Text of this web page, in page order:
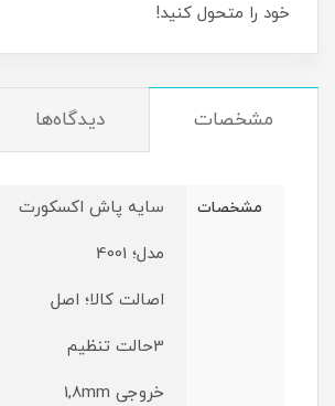
خود را متحول کنید!
مشخصات دیدگاه‌ها
مشخصات
سایه پاش اکسکورت
مدل؛ 4001
اصالت کالا؛ اصل
3حالت تنظیم
خروجی 1,8mm